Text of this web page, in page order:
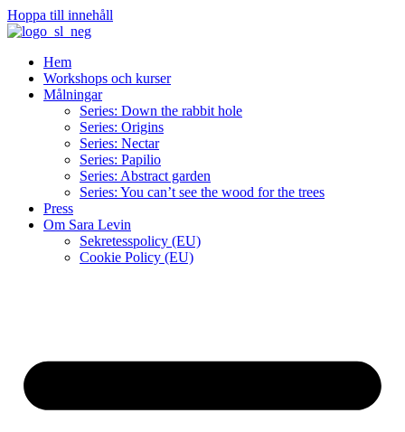
Hoppa till innehåll
Hem
Workshops och kurser
Målningar
Series: Down the rabbit hole
Series: Origins
Series: Nectar
Series: Papilio
Series: Abstract garden
Series: You can’t see the wood for the trees
Press
Om Sara Levin
Sekretesspolicy (EU)
Cookie Policy (EU)